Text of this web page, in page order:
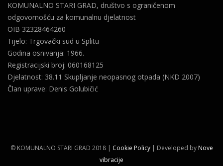
KOMUNALNO STARI GRAD, društvo s ograničenom
odgovornošću za komunalnu djelatnost
OIB 32328464260
Tijelo: Trgovački sud u Splitu
Godina osnivanja: 1966.
Registracijski broj: 060168125
Djelatnost: 38.11 Skupljanje neopasnog otpada (NKD 2007)
Član uprave: Denis Golubičić
© KOMUNALNO STARI GRAD 2018| Cookie Policy| Developed by Nove
vibracije